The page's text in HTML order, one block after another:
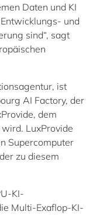
Daten und KI
und
sind“, sagt
ist
AI Factory, der
dem
LuxProvide
Supercomputer
zu diesem
KI-
Multi-Exaflop-KI-